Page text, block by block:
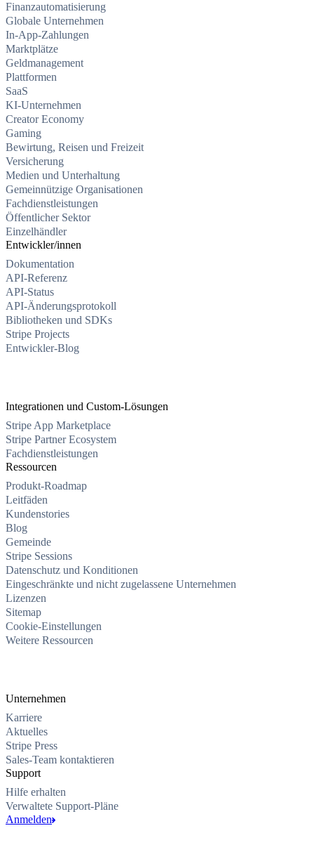
Finanzautomatisierung
Globale Unternehmen
In-App-Zahlungen
Marktplätze
Geldmanagement
Plattformen
SaaS
KI-Unternehmen
Creator Economy
Gaming
Bewirtung, Reisen und Freizeit
Versicherung
Medien und Unterhaltung
Gemeinnützige Organisationen
Fachdienstleistungen
Öffentlicher Sektor
Einzelhändler
Entwickler/innen
Dokumentation
API-Referenz
API-Status
API-Änderungsprotokoll
Bibliotheken und SDKs
Stripe Projects
Entwickler-Blog
Integrationen und Custom-Lösungen
Stripe App Marketplace
Stripe Partner Ecosystem
Fachdienstleistungen
Ressourcen
Produkt-Roadmap
Leitfäden
Kundenstories
Blog
Gemeinde
Stripe Sessions
Datenschutz und Konditionen
Eingeschränkte und nicht zugelassene Unternehmen
Lizenzen
Sitemap
Cookie-Einstellungen
Weitere Ressourcen
Unternehmen
Karriere
Aktuelles
Stripe Press
Sales-Team kontaktieren
Support
Hilfe erhalten
Verwaltete Support-Pläne
Anmelden